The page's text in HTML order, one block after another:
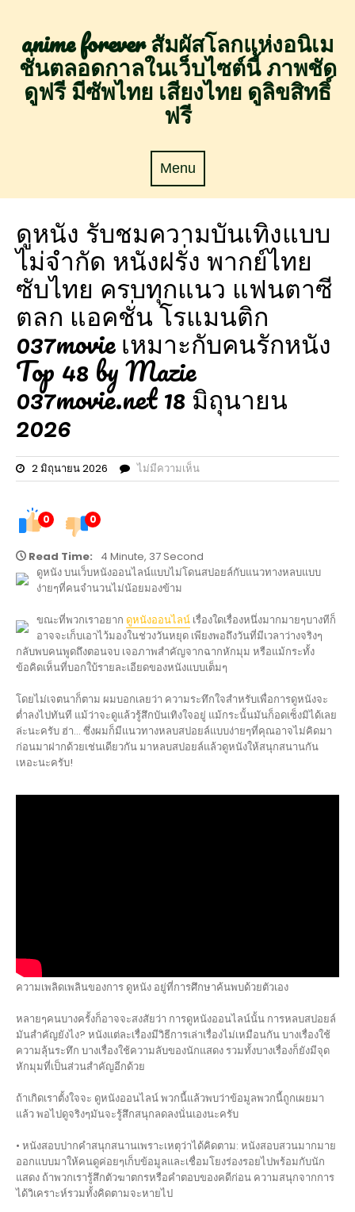
contentanime forever สัมผัสโลกแห่งอนิเม
ชั่นตลอดกาลในเว็บไซต์นี้ ภาพชัด
ดูฟรี มีซัพไทย เสียงไทย ดูลิขสิทธิ์
ฟรี
MenuMenu
ดูหนัง รับชมความบันเทิงแบบ
ไม่จำกัด หนังฝรั่ง พากย์ไทย
ซับไทย ครบทุกแนว แฟนตาซี
ตลก แอคชั่น โรแมนติก
037movie เหมาะกับคนรักหนัง
Top 48 by Mazie
037movie.net 18 มิถุนายน
2026
2 มิถุนายน 2026 ไม่มีความเห็น
0 0
Read Time:
4 Minute, 37 Second
ดูหนัง บนเว็บหนังออนไลน์แบบไม่โดนสปอยล์กับแนวทางหลบแบบ
ง่ายๆที่คนจำนวนไม่น้อยมองข้าม
ขณะที่พวกเราอยาก ดูหนังออนไลน์ เรื่องใดเรื่องหนึ่งมากมายๆบางทีก็
อาจจะเก็บเอาไว้มองในช่วงวันหยุด เพียงพอถึงวันที่มีเวลาว่างจริงๆ
กลับพบคนพูดถึงตอนจบ เจอภาพสำคัญจากฉากหักมุม หรือแม้กระทั้ง
ข้อคิดเห็นที่บอกใบ้รายละเอียดของหนังแบบเต็มๆ
โดยไม่เจตนาก็ตาม ผมบอกเลยว่า ความระทึกใจสำหรับเพื่อการดูหนังจะ
ต่ำลงไปทันที แม้ว่าจะดูแล้วรู้สึกบันเทิงใจอยู่ แม้กระนั้นมันก็อดเซ็งมิได้เลย
ล่ะนะครับ ฮ่า… ซึ่งผมก็มีแนวทางหลบสปอยล์แบบง่ายๆที่คุณอาจไม่คิดมา
ก่อนมาฝากด้วยเช่นเดียวกัน มาหลบสปอยล์แล้วดูหนังให้สนุกสนานกัน
เหอะนะครับ!
ความเพลิดเพลินของการ ดูหนัง อยู่ที่การศึกษาค้นพบด้วยตัวเอง
หลายๆคนบางครั้งก็อาจจะสงสัยว่า การดูหนังออนไลน์นั้น การหลบสปอยล์
มันสำคัญยังไง? หนังแต่ละเรื่องมีวิธีการเล่าเรื่องไม่เหมือนกัน บางเรื่องใช้
ความลุ้นระทึก บางเรื่องใช้ความลับของนักแสดง รวมทั้งบางเรื่องก็ยังมีจุด
หักมุมที่เป็นส่วนสำคัญอีกด้วย
ถ้าเกิดเราตั้งใจจะ ดูหนังออนไลน์ พวกนี้แล้วพบว่าข้อมูลพวกนี้ถูกเผยมา
แล้ว พอไปดูจริงๆมันจะรู้สึกสนุกลดลงนั่นเองนะครับ
• หนังสอบปากคำสนุกสนานเพราะเหตุว่าได้คิดตาม: หนังสอบสวนมากมาย
ออกแบบมาให้คนดูค่อยๆเก็บข้อมูลและเชื่อมโยงร่องรอยไปพร้อมกับนัก
แสดง ถ้าพวกเรารู้สึกตัวฆาตกรหรือคำตอบของคดีก่อน ความสนุกจากการ
ได้วิเคราะห์รวมทั้งคิดตามจะหายไป